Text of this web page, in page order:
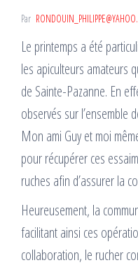
Par
Le printemps a été
les apiculteurs amateurs
de Sainte-Pazanne. En
observés sur l’ensemble
Mon ami Guy et moi
pour récupérer ces
ruches afin d’assurer la
Heureusement, la
facilitant ainsi ces
collaboration, le rucher